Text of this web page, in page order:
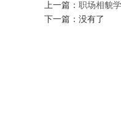
上一篇： 职场相貌
下一篇：没有了